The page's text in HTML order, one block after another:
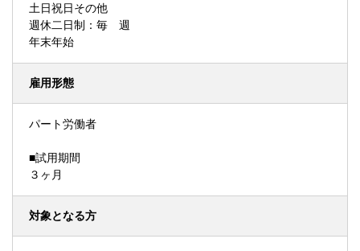
土日祝日その他
週休二日制：毎 週
年末年始
雇用形態
パート労働者
■試用期間
３ヶ月
対象となる方